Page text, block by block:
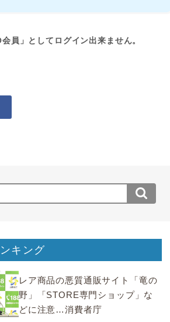
員」としてログイン出来ません。
キング
レア商品の悪質通販サイト「竜の
野」「STORE専門ショップ」な
どに注意…消費者庁